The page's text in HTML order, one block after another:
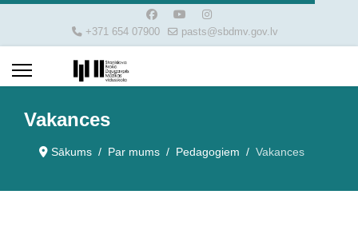
+371 654 07900 pasts@sbdmv.gov.lv
Vakances
Sākums Par mums Pedagogiem Vakances